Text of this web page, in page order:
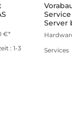
€
: 1-3
Server
Services